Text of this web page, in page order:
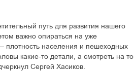
путь для развития нашего
важно опираться на уже
плотность населения и пешеходных
какие-то детали, а смотреть на то,
Сергей Хасиков.